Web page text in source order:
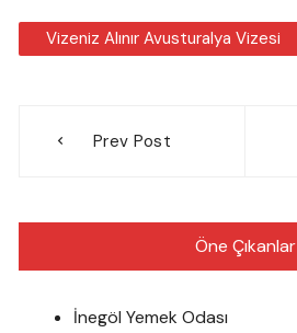
Vizeniz Alınır Avusturalya Vizesi
gezinmesi
Prev Post
Öne Çıkanlar
İnegöl Yemek Odası